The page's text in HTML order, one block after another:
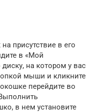
присутствие в его
в «Мой
на котором у вас
мыши и кликните
перейдите во
в нем установите